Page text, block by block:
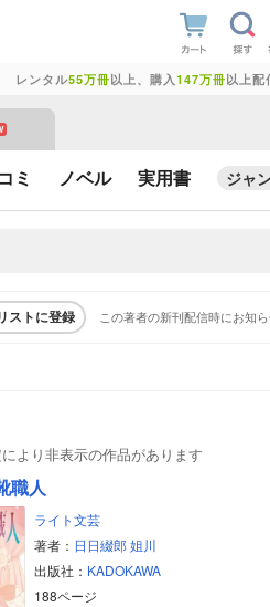
レンタル55万冊以上、購入 147万冊以上配
ミ ノベル 実用書 ジャ
ストに登録 この著者の新刊配信時にお知ら
より非表示の作品があります
職人
ライト文芸
著者： 日日綴郎 姐川
出版社： KADOKAWA
188ページ